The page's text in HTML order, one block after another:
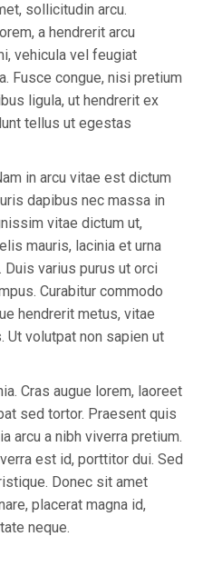
sollicitudin arcu.
a hendrerit arcu
vehicula vel feugiat
Fusce congue, nisi pretium
ligula, ut hendrerit ex
tellus ut egestas
in arcu vitae est dictum
dapibus nec massa in
vitae dictum ut,
mauris, lacinia et urna
Duis varius purus ut orci
Curabitur commodo
hendrerit metus, vitae
Ut volutpat non sapien ut
Cras augue lorem, laoreet
sed tortor. Praesent quis
arcu a nibh viverra pretium.
est id, porttitor dui. Sed
Donec sit amet
placerat magna id,
neque.